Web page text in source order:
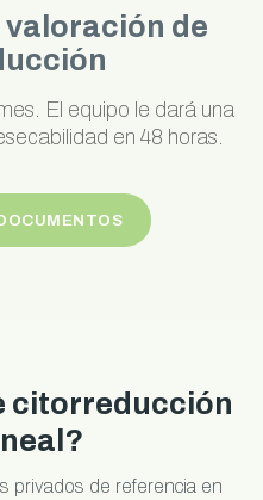
de
El equipo le dará una
en 48 horas.
citorreducción
privados de referencia en